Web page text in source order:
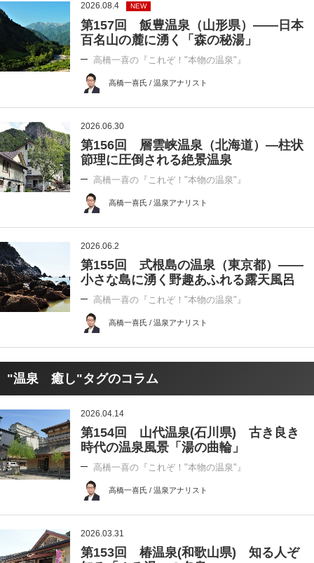
2026.08.4 NEW
第157回 飯豊温泉（山形県）――日本
百名山の麓に湧く「森の秘湯」
高橋一喜の『これぞ！"本物の温泉"』
高橋一喜氏 / 温泉アナリスト
2026.06.30
第156回 層雲峡温泉（北海道）―柱状
節理に圧倒される絶景温泉
高橋一喜の『これぞ！"本物の温泉"』
高橋一喜氏 / 温泉アナリスト
2026.06.2
第155回 式根島の温泉（東京都）――
小さな島に湧く野趣あふれる露天風呂
高橋一喜の『これぞ！"本物の温泉"』
高橋一喜氏 / 温泉アナリスト
"温泉 癒し"タグのコラム
2026.04.14
第154回 山代温泉(石川県) 古き良き
時代の温泉風景「湯の曲輪」
高橋一喜の『これぞ！"本物の温泉"』
高橋一喜氏 / 温泉アナリスト
2026.03.31
第153回 椿温泉(和歌山県) 知る人ぞ